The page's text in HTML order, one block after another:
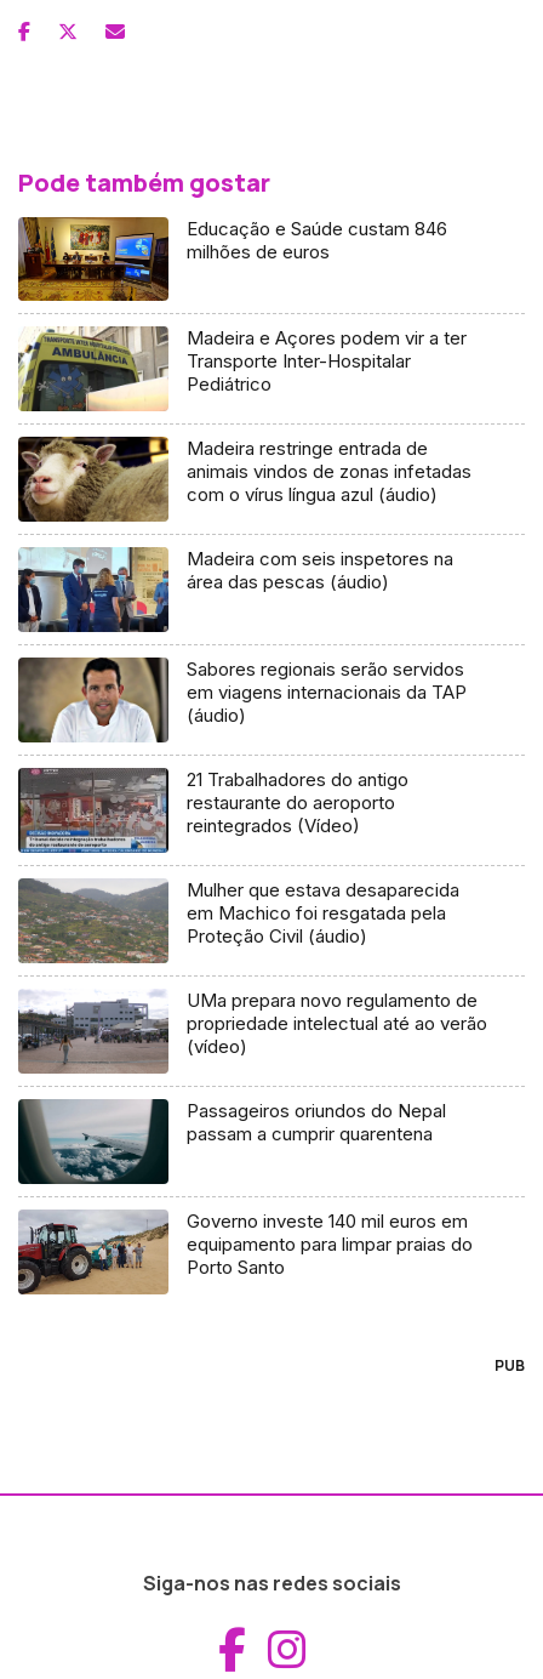
Pode também gostar
Educação e Saúde custam 846
milhões de euros
Madeira e Açores podem vir a ter
Transporte Inter-Hospitalar
Pediátrico
Madeira restringe entrada de
animais vindos de zonas infetadas
com o vírus língua azul (áudio)
Madeira com seis inspetores na
área das pescas (áudio)
Sabores regionais serão servidos
em viagens internacionais da TAP
(áudio)
21 Trabalhadores do antigo
restaurante do aeroporto
reintegrados (Vídeo)
Mulher que estava desaparecida
em Machico foi resgatada pela
Proteção Civil (áudio)
UMa prepara novo regulamento de
propriedade intelectual até ao verão
(vídeo)
Passageiros oriundos do Nepal
passam a cumprir quarentena
Governo investe 140 mil euros em
equipamento para limpar praias do
Porto Santo
PUB
Siga-nos nas redes sociais
Aceder ao